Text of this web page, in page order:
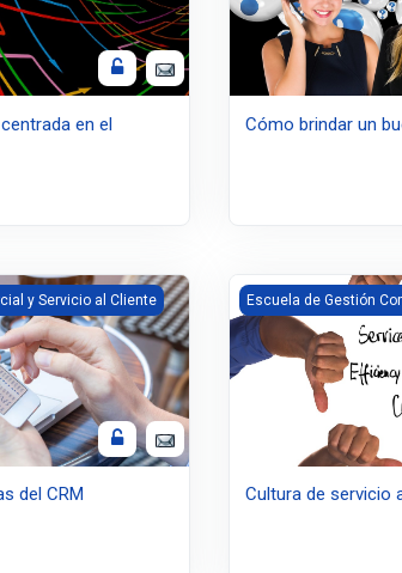
en el
Cómo brindar un
Básicas del CRM
y Servicio al Cliente
del CRM
Imagen del curso
Escuela de Gestión
Cultura de servicio